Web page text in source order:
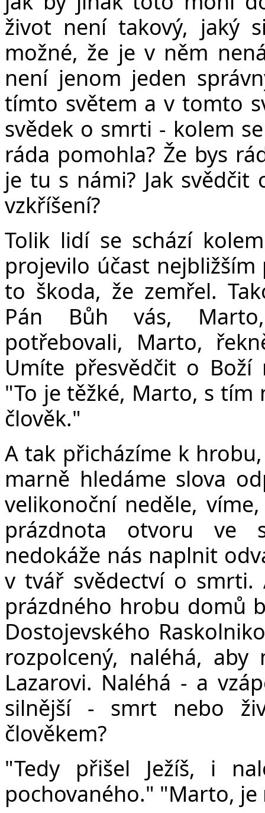
život není takový, jaký
možné, že je v něm
není jenom jeden
tímto světem a v tomto
svědek o smrti - kolem
ráda pomohla? Že bys
je tu s námi? Jak
vzkříšení?
Tolik lidí se schází
projevilo účast nejbližším
to škoda, že zemřel.
Pán Bůh vás,
potřebovali, Marto,
Umíte přesvědčit o Boží
"To je těžké, Marto, s
člověk."
A tak přicházíme k
marně hledáme slova
velikonoční neděle,
prázdnota otvoru ve
nedokáže nás naplnit
v tvář svědectví o smrti.
prázdného hrobu domů
Dostojevského
rozpolcený, naléhá,
Lazarovi. Naléhá - a
silnější - smrt nebo
člověkem?
"Tedy přišel Ježíš, i
pochovaného." "Marto,